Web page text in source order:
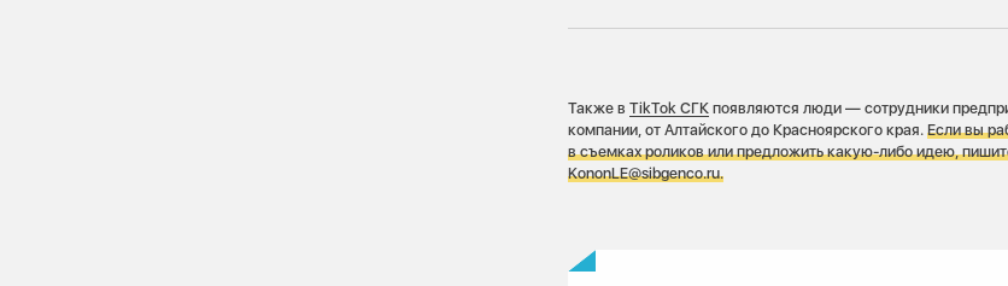
Также вTikTok СГК появляются люди — сотрудники
компании, от Алтайского до Красноярского края.Если вы
в съемках роликов или предложить какую-либо идею,
KononLE@sibgenco.ru.